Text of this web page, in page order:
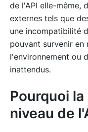
de l'API elle-même,
externes tels que
une incompatibilité
pouvant survenir en
l'environnement ou
inattendus.
Pourquoi
niveau de